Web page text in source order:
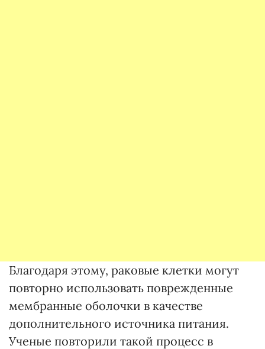
Благодаря этому, раковые клетки могут
повторно использовать поврежденные
мембранные оболочки в качестве
дополнительного источника питания.
Ученые повторили такой процесс в